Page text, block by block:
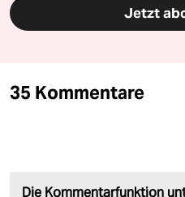
Jetzt
35 Kommentare
Die Kommentarfunktion